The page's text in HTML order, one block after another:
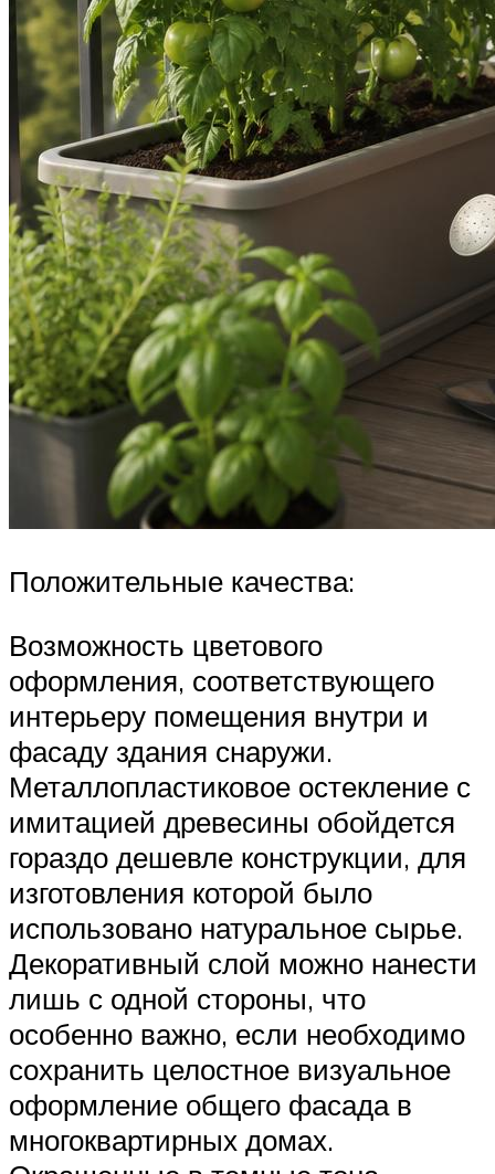
Положительные качества:
Возможность цветового
оформления, соответствующего
интерьеру помещения внутри и
фасаду здания снаружи.
Металлопластиковое остекление с
имитацией древесины обойдется
гораздо дешевле конструкции, для
изготовления которой было
использовано натуральное сырье.
Декоративный слой можно нанести
лишь с одной стороны, что
особенно важно, если необходимо
сохранить целостное визуальное
оформление общего фасада в
многоквартирных домах.